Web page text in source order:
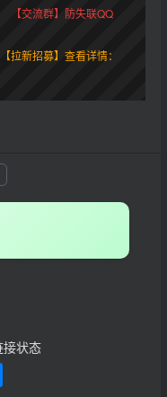
【交流群】防失联QQ
【拉新招募】查看详情：
接状态